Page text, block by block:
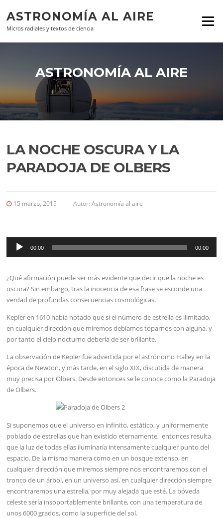
ASTRONOMÍA AL AIRE
Micros radiales y textos de ciencia
Menú
ASTRONOMÍA AL AIRE
LA NOCHE OSCURA Y LA
PARADOJA DE OLBERS
15 marzo, 2015 Autor:Astronomía al aire
Reproductor
00:00 00:00
¿Qué afirmación puede ser más evidente que decir que la noche es
oscura? Sin embargo, tras la inocencia de esa frase se esconde una
verdad de profundas consecuencias cosmológicas.
Kepler en 1610 había notado que si el número de estrella es ilimitado,
en cualquier dirección que miremos debíamos toparnos con alguna, y
por tanto el cielo nocturno debería de ser brillante.
La observación de Kepler fue advertida por el astrónomo Halley en la
época de Newton, y más tarde, en el siglo XIX, discutida de manera
muy precisa por Olbers. Desde entonces se le conoce como la Paradoja
de Olbers.
Si suponemos que el universo en infinito, estático, y uniformemente
poblado de estrellas que han existido eternamente, entonces resulta
que la luz de todas ellas iluminaría intensamente cualquier punto del
espacio. De la misma manera como en un bosque extenso, en
cualquier dirección que miremos siempre nos encontraremos con el
tronco de un árbol, en un universo así, en cualquier dirección siempre
encontraremos una estrella, por muy alejada que esté. La bóveda
celeste sería insoportablemente brillante, con una temperatura de
unos 6000 grados, como la superficie del sol.